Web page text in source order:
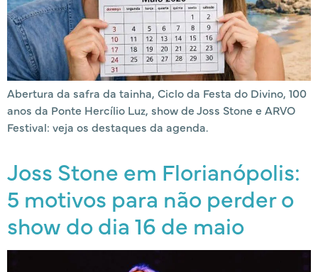
Abertura da safra da tainha, Ciclo da Festa do Divino, 100
anos da Ponte Hercílio Luz, show de Joss Stone e ARVO
Festival: veja os destaques da agenda.
Joss Stone em Florianópolis:
5 motivos para não perder o
show do dia 16 de maio